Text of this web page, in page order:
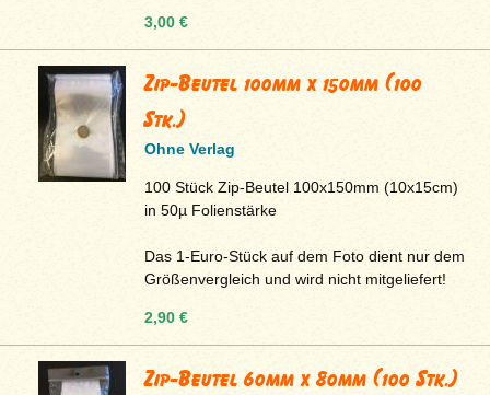
3,00 €
Zip-Beutel 100mm x 150mm (100
Stk.)
Ohne Verlag
100 Stück Zip-Beutel 100x150mm (10x15cm)
in 50µ Folienstärke
Das 1-Euro-Stück auf dem Foto dient nur dem
Größenvergleich und wird nicht mitgeliefert!
2,90 €
Zip-Beutel 60mm x 80mm (100 Stk.)